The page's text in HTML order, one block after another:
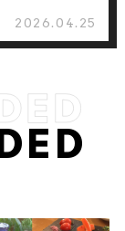
2026.04.25